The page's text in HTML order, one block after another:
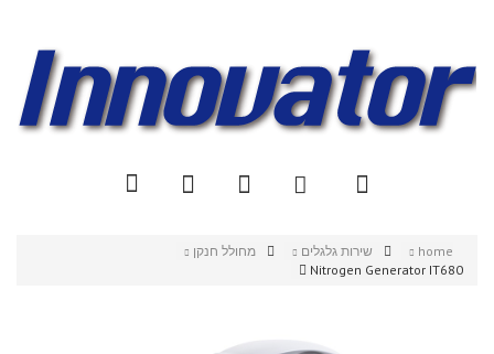
home שירות גלגלים
מחולל חנקן
Nitrogen Generator IT680